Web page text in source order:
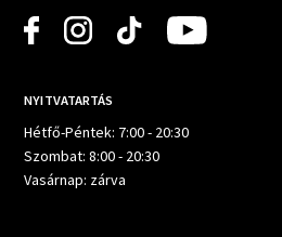
NYITVATARTÁS
Hétfő-Péntek: 7:00 - 20:30
Szombat: 8:00 - 20:30
Vasárnap: zárva